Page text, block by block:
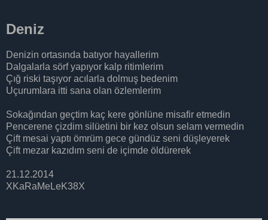
Deniz
Denizin ortasında batıyor hayallerim
Dalgalarla sörf yapıyor kalp ritimlerim
Çığ riski taşıyor acılarla dolmuş bedenim
Uçurumlara itti sana olan özlemlerim
Sokağından geçtim kaç kere gönlüne misafir etmedin
Pencerene çizdim silüetini bir kez olsun selam vermedin
Çift mesai yaptı ömrüm gece gündüz seni düşleyerek
Çift mezar kazıdım seni de içimde öldürerek
21.12.2014
XKaRaMeLeK38X